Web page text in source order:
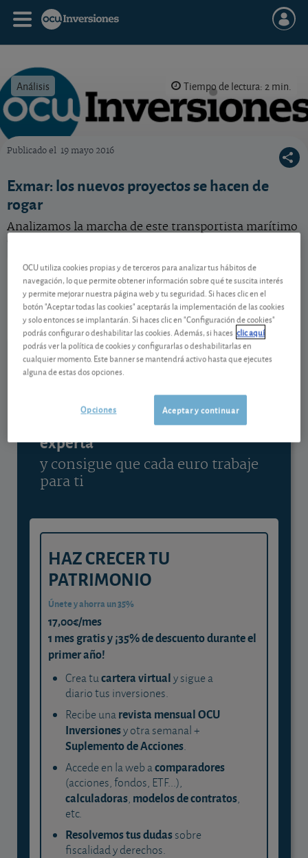
Análisis Tiempo de lectura: 2 min.
Publicado el 19 mayo 2016
Exmar: los nuevos proyectos se hacen de
rogar
Analizamos la marcha de este transportista marítimo
Exmar
BE0003808251
06/08/2026 Bruselas
11,45 EUR
-
Ver detalladamente
Contenido reservado a SOCIOS
Gestiona tu dinero con visión
experta
y consigue que cada euro trabaje
para ti
HAZ CRECER TU
PATRIMONIO
Únete y ahorra un 35%
17,00€/mes
1 mes gratis y ¡35% de descuento durante el
primer año!
Crea tucartera virtualy sigue a
diario tus inversiones.
Recibe unarevista mensual OCU
Inversionesy otra semanal +
Suplemento de Acciones.
Accede en la web acomparadores
(acciones, fondos, ETF...),
calculadoras, modelos de contratos,
etc.
Resolvemos tus dudassobre
fiscalidad y derechos.
OCU utiliza cookies propias y de terceros para analizar tus hábitos de
navegación, lo que permite obtener información sobre qué te suscita interés
y permite mejorar nuestra página web y tu seguridad. Si haces clic en el
botón "Aceptar todas las cookies" aceptarás la implementación de las cookies
y solo entonces se implantarán. Si haces clic en "Configuración de cookies"
podrás configurar o deshabilitar las cookies. Además, si haces clic aquí
podrás ver la política de cookies y configurarlas o deshabilitarlas en
cualquier momento. Este banner se mantendrá activo hasta que ejecutes
alguna de estas dos opciones.
Aceptar y continuar
Opciones